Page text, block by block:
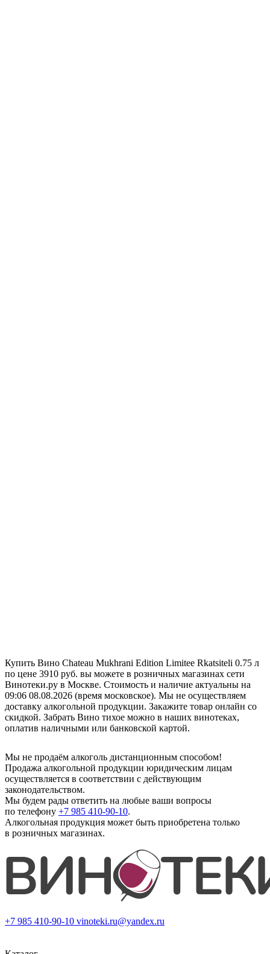
Купить Вино Chateau Mukhrani Edition Limitee Rkatsiteli 0.75 л
по цене 3910 руб. вы можете в розничных магазинах сети
Винотеки.ру в Москве. Стоимость и наличие актуальны на
09:06 08.08.2026 (время московское). Мы не осуществляем
доставку алкогольной продукции. Закажите товар онлайн со
скидкой. Забрать Вино тихое можно в наших винотеках,
оплатив наличными или банковской картой.
Мы не продаём алкоголь дистанционным способом!
Продажа алкогольной продукции юридическим лицам
осуществляется в соответствии с действующим
законодательством.
Мы будем рады ответить на любые ваши вопросы
по телефону +7 985 410-90-10.
Алкогольная продукция может быть приобретена только
в розничных магазинах.
+7 985 410-90-10 vinoteki.ru@yandex.ru